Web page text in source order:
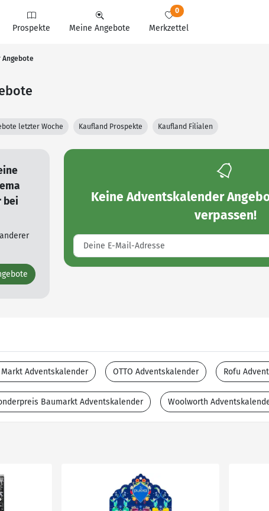
Prospekte Meine Angebote Merkzettel
0
letzter Woche Kaufland Prospekte Kaufland Filialen
bei
Keine Adventskalender
verpassen!
Adventskalender OTTO Adventskalender Rofu
Baumarkt Adventskalender Woolworth